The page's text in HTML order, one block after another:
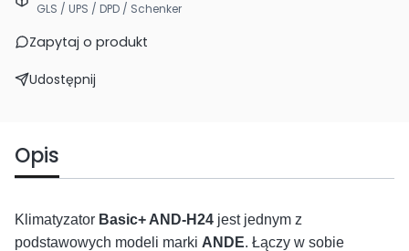
GLS / UPS / DPD / Schenker
Zapytaj o produkt
Udostępnij
Opis
Klimatyzator Basic+ AND-H24 jest jednym z
podstawowych modeli marki ANDE. Łączy w sobie